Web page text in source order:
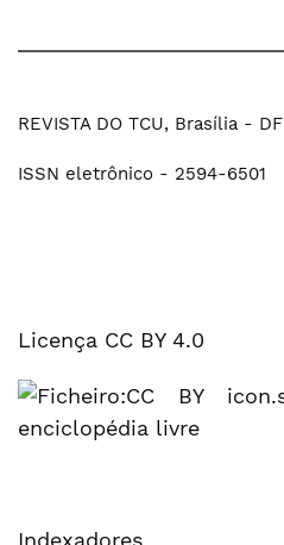
REVISTA DO TCU, Brasília - DF
ISSN eletrônico - 2594-6501
Licença CC BY 4.0
Indexadores